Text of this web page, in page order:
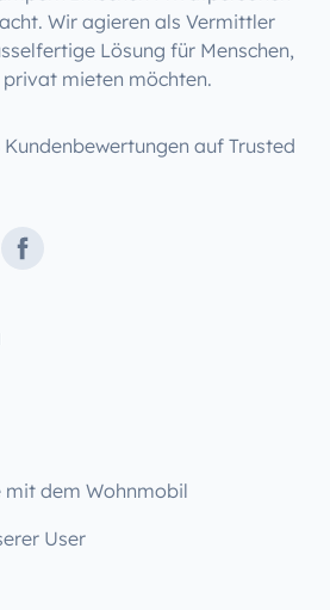
Wir agieren als Vermittler
Lösung für Menschen,
mieten möchten.
auf Trusted
Facebook
mit dem Wohnmobil
User